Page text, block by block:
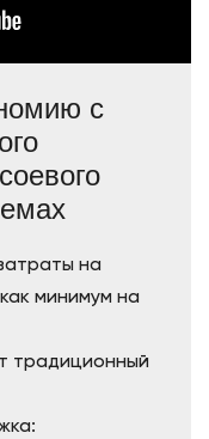
с
на
минимум на
традиционный